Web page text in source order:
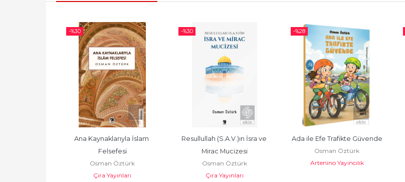
-%30
Ana Kaynaklarıyla İslam
Felsefesi
Osman Öztürk
Çıra Yayınları
-%30
Resullullah (S.A.V.)ın İsra ve
Mirac Mucizesi
Osman Öztürk
Çıra Yayınları
-%28
Ada ile Efe Trafikte Güvende
Osman Öztürk
Artenino Yayıncılık